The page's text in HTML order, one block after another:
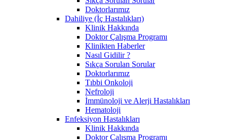
Doktorlarımız
Dahiliye (İç Hastalıkları)
Klinik Hakkında
Doktor Çalışma Programı
Klinikten Haberler
Nasıl Gidilir ?
Sıkça Sorulan Sorular
Doktorlarımız
Tıbbi Onkoloji
Nefroloji
İmmünoloji ve Alerji Hastalıkları
Hematoloji
Enfeksiyon Hastalıkları
Klinik Hakkında
Doktor Çalışma Programı